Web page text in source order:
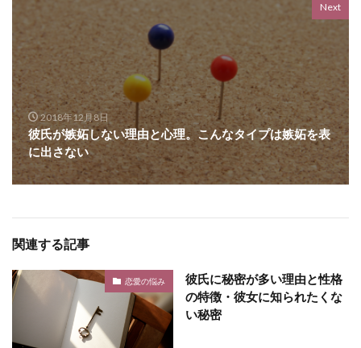
Next
2018年12月8日
彼氏が嫉妬しない理由と心理。こんなタイプは嫉妬を表
に出さない
関連する記事
恋愛の悩み
彼氏に秘密が多い理由と性格
の特徴・彼女に知られたくな
い秘密